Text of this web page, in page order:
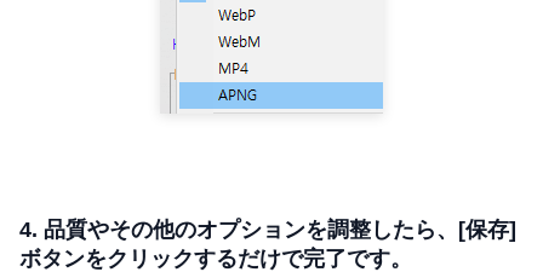
4. 品質やその他のオプションを調整したら、[保存]
ボタンをクリックするだけで完了です。